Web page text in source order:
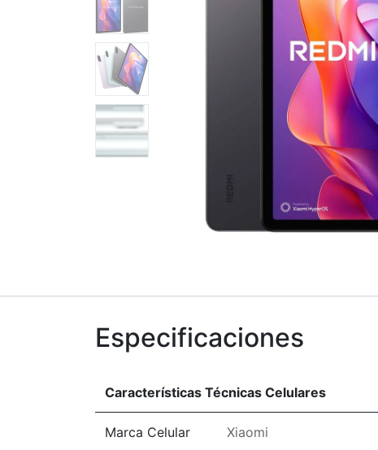
Especificaciones
Características Técnicas Celulares
Marca Celular Xiaomi